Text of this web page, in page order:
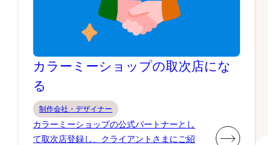
カラーミーショップの取次店にな
る
制作会社・デザイナー
カラーミーショップの公式パートナーとし
て取次店登録し、クライアントさまにご紹